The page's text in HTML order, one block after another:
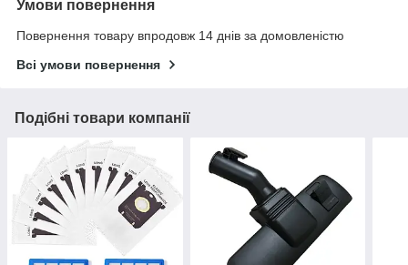
Умови повернення
Повернення товару впродовж 14 днів за домовленістю
Всі умови повернення
Подібні товари компанії